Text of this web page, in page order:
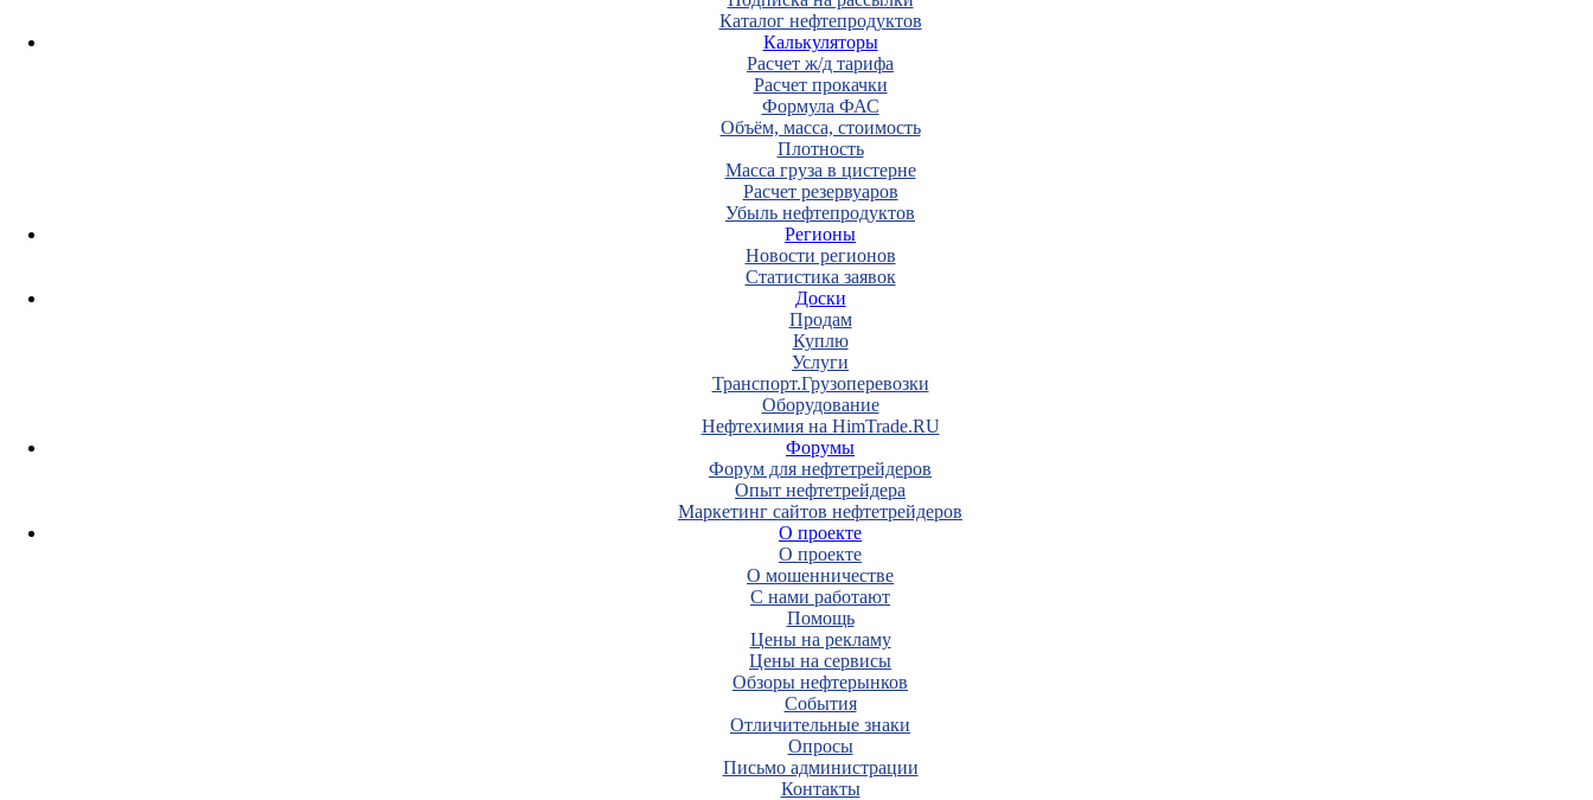
Каталог нефтепродуктов
Калькуляторы
Расчет ж/д тарифа
Расчет прокачки
Формула ФАС
Объём, масса, стоимость
Плотность
Масса груза в цистерне
Расчет резервуаров
Убыль нефтепродуктов
Регионы
Новости регионов
Статистика заявок
Доски
Продам
Куплю
Услуги
Транспорт.Грузоперевозки
Оборудование
Нефтехимия на HimTrade.RU
Форумы
Форум для нефтетрейдеров
Опыт нефтетрейдера
Маркетинг сайтов нефтетрейдеров
О проекте
О проекте
О мошенничестве
С нами работают
Помощь
Цены на рекламу
Цены на сервисы
Обзоры нефтерынков
События
Отличительные знаки
Опросы
Письмо администрации
Контакты